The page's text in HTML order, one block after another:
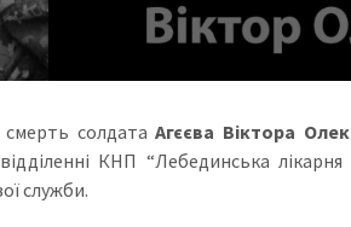
смерть солдатаАгєєва Віктора
КНП “Лебединська
служби.